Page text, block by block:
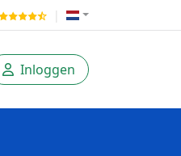
Inloggen